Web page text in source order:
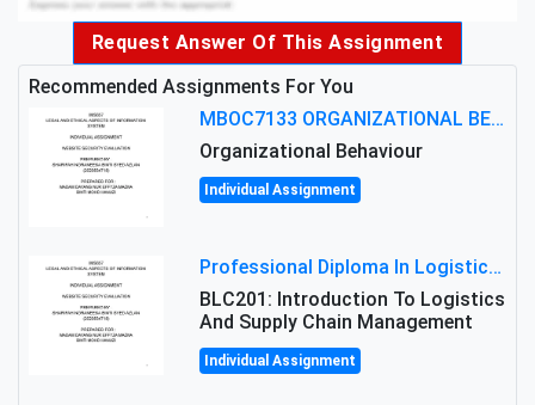
Request Answer Of This Assignment
Recommended Assignments For You
MBOC7133 ORGANIZATIONAL BEHAVIOUR LEVEL 7 ASSESSMENT: ANALYZING THE LEADERSHIP OF SIR ERNEST SHACKLETON'S
Organizational Behaviour
Individual Assignment
Professional Diploma In Logistics And Supply Chain Management Assignment: Principles And Practice Of Transport
BLC201: Introduction To Logistics
And Supply Chain Management
Individual Assignment